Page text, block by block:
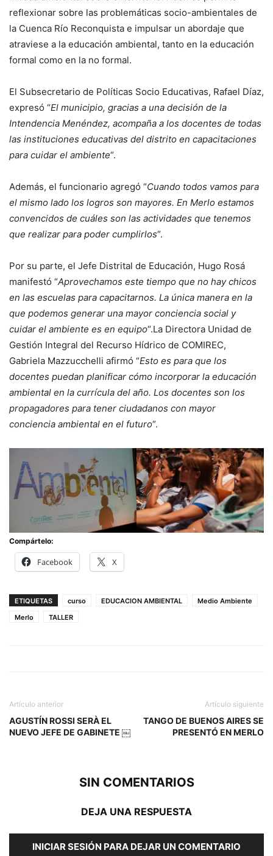
reflexionar sobre las problemáticas socio-ambientales de
la Cuenca Río Reconquista e impulsar un abordaje que
atraviese a la educación ambiental, tanto en la educación
formal como en la no formal.
El Subsecretario de Políticas Socio Educativas, Rafael Díaz,
expresó “El municipio, gracias a una decisión de la
Intendencia Menéndez, acompaña a los docentes de todas
las instituciones educativas del distrito en capacitaciones
para cuidar el ambiente“.
Además, el funcionario agregó “Cuando todos vamos para
el mismo lado los logros son mayores. En Merlo estamos
convencidos de cuáles son las actividades que tenemos
que realizar para poder cumplirlos“.
Por su parte, el Jefe Distrital de Educación, Hugo Rosá
manifestó “Aprovechamos este tiempo que no hay chicos
en las escuelas para capacitarnos. La única manera en la
que podemos generar una mayor conciencia social y
cuidar el ambiente es en equipo“.La Directora Unidad de
Gestión Integral del Recurso Hídrico de COMIREC,
Gabriela Mazzucchelli afirmó “Esto es para que los
docentes puedan planificar cómo incorporar la educación
ambiental en la currícula del año. Los docentes son los
propagadores para tener ciudadanos con mayor
conciencia ambiental en el futuro“.
Compártelo:
Facebook X
ETIQUETAS curso EDUCACION AMBIENTAL
Medio Ambiente
Merlo
TALLER
Artículo anterior
AGUSTÍN ROSSI SERÀ EL
NUEVO JEFE DE GABINETE ￼
Artículo siguiente
TANGO DE BUENOS AIRES SE
PRESENTÓ EN MERLO
SIN COMENTARIOS
DEJA UNA RESPUESTA
INICIAR SESIÓN PARA DEJAR UN COMENTARIO